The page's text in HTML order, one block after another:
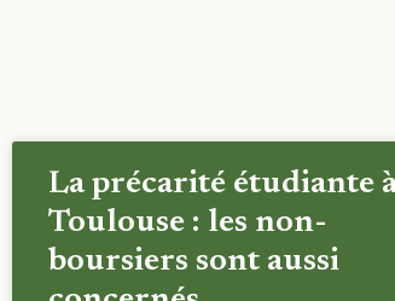
La précarité étudiante
Toulouse : les non-
boursiers sont aussi